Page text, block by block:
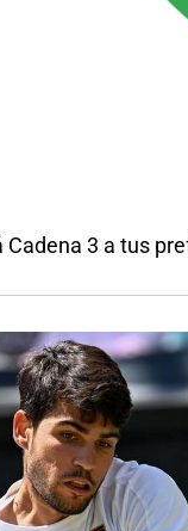
Cadena 3 a tus